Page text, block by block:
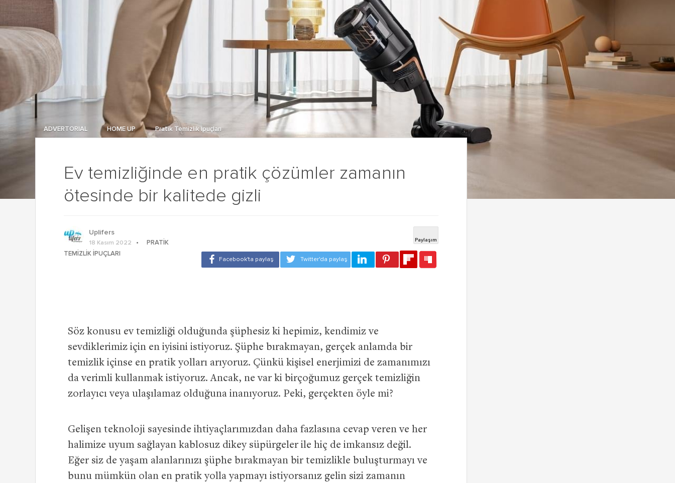
Ev temizliğinde en pratik çözümler zamanın
ötesinde bir kalitede gizli
ADVERTORIAL HOME UP Pratik Temizlik İpuçları
Uplifers
18 Kasım 2022
PRATIK
TEMIZLIK İPUÇLARI
Söz konusu ev temizliği olduğunda şüphesiz ki hepimiz, kendimiz ve
sevdiklerimiz için en iyisini istiyoruz. Şüphe bırakmayan, gerçek anlamda bir
temizlik içinse en pratik yolları arıyoruz. Çünkü kişisel enerjimizi de zamanımızı
da verimli kullanmak istiyoruz. Ancak, ne var ki birçoğumuz gerçek temizliğin
zorlayıcı veya ulaşılamaz olduğuna inanıyoruz. Peki, gerçekten öyle mi?
Gelişen teknoloji sayesinde ihtiyaçlarımızdan daha fazlasına cevap veren ve her
halimize uyum sağlayan kablosuz dikey süpürgeler ile hiç de imkansız değil.
Eğer siz de yaşam alanlarınızı şüphe bırakmayan bir temizlikle buluşturmayı ve
bunu mümkün olan en pratik yolla yapmayı istiyorsanız gelin sizi zamanın